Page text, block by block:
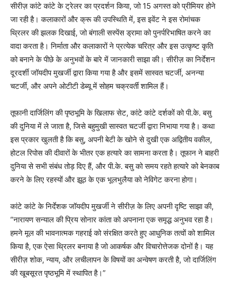
सीरीज़ कांटे कांटे के ट्रेलर का प्रदर्शन किया, जो 15 अगस्त को प्रीमियर होने
जा रही है। कलाकारों और क्रू की उपस्थिति में, इस इवेंट ने इस रोमांचक
थ्रिलर की झलक दिखाई, जो बंगाली सस्पेंस ड्रामा को पुनर्परिभाषित करने का
वादा करता है। निर्माता और कलाकारों ने प्रत्येक चरित्र और इस उत्कृष्ट कृति
को बनाने के पीछे के अनुभवों के बारे में जानकारी साझा की। सीरीज़ का निर्देशन
दूरदर्शी जॉयदीप मुखर्जी द्वारा किया गया है और इसमें सास्वत चटर्जी, अनन्या
चटर्जी, और अपने ओटीटी डेब्यू में सोहम चक्रवर्ती शामिल हैं।
तूफानी दार्जिलिंग की पृष्ठभूमि के खिलाफ सेट, कांटे कांटे दर्शकों को पी.के. बसु
की दुनिया में ले जाता है, जिसे बहुमुखी सास्वत चटर्जी द्वारा निभाया गया है। कथा
इस प्रकार खुलती है कि बसु, अपनी बेटी के खोने से दुखी एक अद्वितीय वकील,
होटल रिपोस की दीवारों के भीतर एक हत्यारे का सामना करता है। तूफान ने बाहरी
दुनिया से सभी संबंध तोड़ दिए हैं, और पी.के. बसु को समय रहते हत्यारे को बेनकाब
करने के लिए रहस्यों और झूठ के एक भूलभुलैया को नेविगेट करना होगा।
कांटे कांटे के निर्देशक जॉयदीप मुखर्जी ने सीरीज़ के लिए अपनी दृष्टि साझा की,
“नारायण सन्याल की प्रिय सोनार कांता को अपनाना एक समृद्ध अनुभव रहा है।
हमने मूल की भावनात्मक गहराई को संरक्षित करते हुए आधुनिक तत्वों को शामिल
किया है, एक ऐसा थ्रिलर बनाया है जो आकर्षक और विचारोत्तेजक दोनों है। यह
सीरीज़ शोक, न्याय, और लचीलापन के विषयों का अन्वेषण करती है, जो दार्जिलिंग
की खूबसूरत पृष्ठभूमि में स्थापित है।”